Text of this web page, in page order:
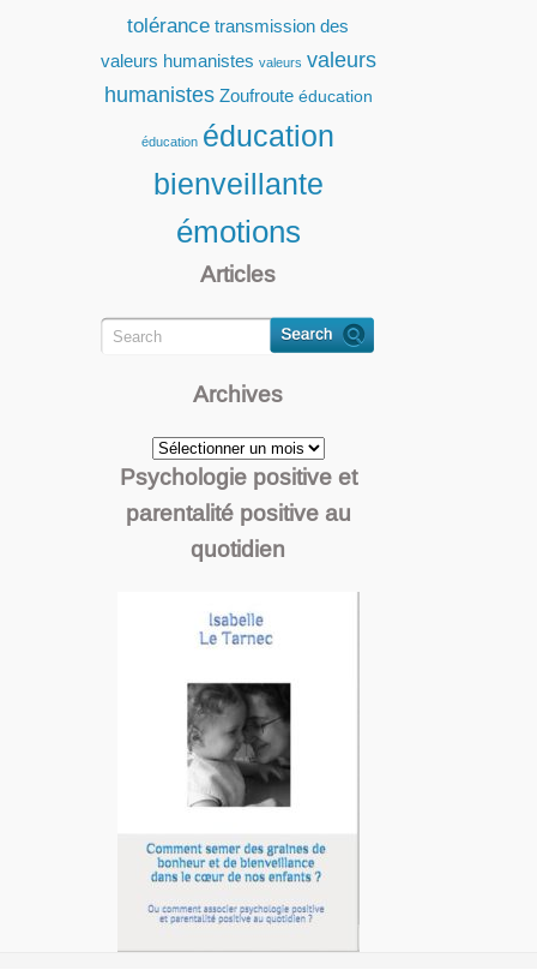
tolérance transmission des
valeurs humanistes valeurs valeurs
humanistes Zoufroute éducation
éducation éducation
bienveillante
émotions
Articles
Archives
Archives
Psychologie positive et
parentalité positive au
quotidien